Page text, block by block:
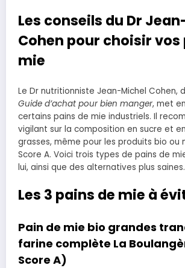
Les conseils du Dr
Cohen pour choisir vos
mie
Le Dr nutritionniste Jean-Michel Cohen,
Guide d’achat pour bien manger, met
certains pains de mie industriels. Il
vigilant sur la composition en sucre et
grasses, même pour les produits bio ou
Score A. Voici trois types de pains de
lui, ainsi que des alternatives plus saines.
Les 3 pains de mie à
Pain de mie bio grandes
farine complète La
Score A)